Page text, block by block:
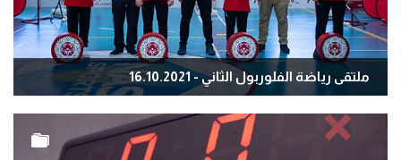
ملتقى رياضة الفلوربول الثاني - 16.10.2021